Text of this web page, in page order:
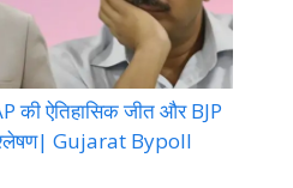
की ऐतिहासिक जीत और BJP
Gujarat Bypoll